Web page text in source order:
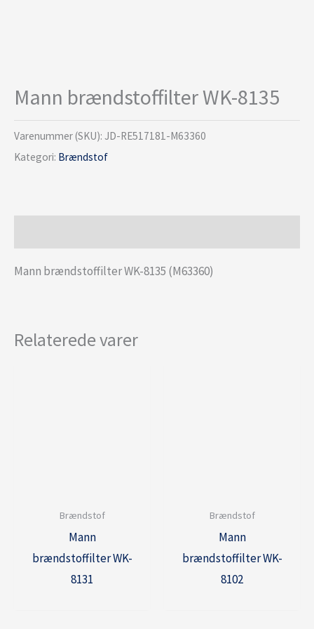
Mann brændstoffilter WK-8135
Varenummer (SKU): JD-RE517181-M63360
Kategori: Brændstof
Mann brændstoffilter WK-8135 (M63360)
Relaterede varer
Brændstof
Mann
brændstoffilter WK-
8131
Brændstof
Mann
brændstoffilter WK-
8102